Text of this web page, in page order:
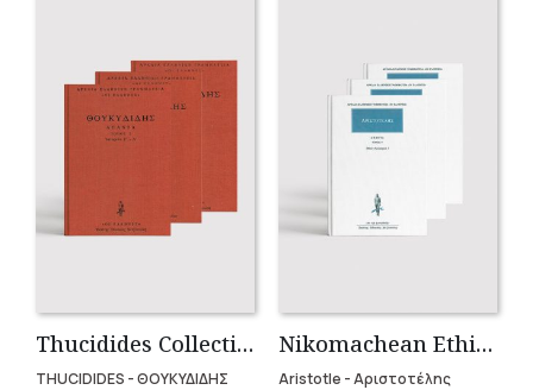
Thucidides Collection – Hardbound Edition (4 volumes)
THUCIDIDES - ΘΟΥΚΥΔΙΔΗΣ
Nikomachean Ethics (3 volumes)
Aristotle - Αριστοτέλης